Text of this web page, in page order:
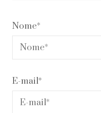
Nome*
E-mail*